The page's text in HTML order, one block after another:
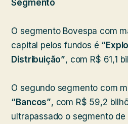
Segmento
O segmento Bovespa com
capital pelos fundos é
Distribuição”, com R$ 61,1
O segundo segmento com
“Bancos”, com R$ 59,2
ultrapassado o segmento de